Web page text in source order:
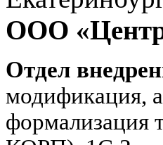
ООО «Центр
Отдел
модификация,
формализация